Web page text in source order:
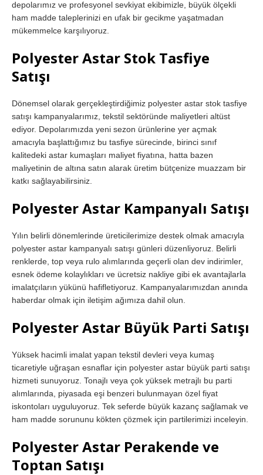
depolarımız ve profesyonel sevkiyat ekibimizle, büyük ölçekli
ham madde taleplerinizi en ufak bir gecikme yaşatmadan
mükemmelce karşılıyoruz.
Polyester Astar Stok Tasfiye
Satışı
Dönemsel olarak gerçekleştirdiğimiz polyester astar stok tasfiye
satışı kampanyalarımız, tekstil sektöründe maliyetleri altüst
ediyor. Depolarımızda yeni sezon ürünlerine yer açmak
amacıyla başlattığımız bu tasfiye sürecinde, birinci sınıf
kalitedeki astar kumaşları maliyet fiyatına, hatta bazen
maliyetinin de altına satın alarak üretim bütçenize muazzam bir
katkı sağlayabilirsiniz.
Polyester Astar Kampanyalı Satışı
Yılın belirli dönemlerinde üreticilerimize destek olmak amacıyla
polyester astar kampanyalı satışı günleri düzenliyoruz. Belirli
renklerde, top veya rulo alımlarında geçerli olan dev indirimler,
esnek ödeme kolaylıkları ve ücretsiz nakliye gibi ek avantajlarla
imalatçıların yükünü hafifletiyoruz. Kampanyalarımızdan anında
haberdar olmak için iletişim ağımıza dahil olun.
Polyester Astar Büyük Parti Satışı
Yüksek hacimli imalat yapan tekstil devleri veya kumaş
ticaretiyle uğraşan esnaflar için polyester astar büyük parti satışı
hizmeti sunuyoruz. Tonajlı veya çok yüksek metrajlı bu parti
alımlarında, piyasada eşi benzeri bulunmayan özel fiyat
iskontoları uyguluyoruz. Tek seferde büyük kazanç sağlamak ve
ham madde sorununu kökten çözmek için partilerimizi inceleyin.
Polyester Astar Perakende ve
Toptan Satışı